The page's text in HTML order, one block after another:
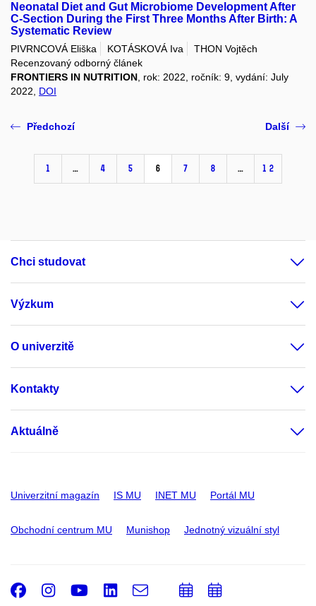
Neonatal Diet and Gut Microbiome Development After
C-Section During the First Three Months After Birth: A
Systematic Review
PIVRNCOVÁ Eliška KOTÁSKOVÁ Iva
THON Vojtěch
Recenzovaný odborný článek
FRONTIERS IN NUTRITION , rok: 2022, ročník: 9, vydání: July
2022, DOI
Předchozí
1 … 4 5 6 7 8 … 12
Další
Chci studovat
Výzkum
O univerzitě
Kontakty
Aktuálně
Univerzitní magazín IS MU INET MU Portál MU
Obchodní centrum MU Munishop Jednotný vizuální styl
Facebook
Instagram
Youtube
LinkedIn
e-
PřidatPřidat